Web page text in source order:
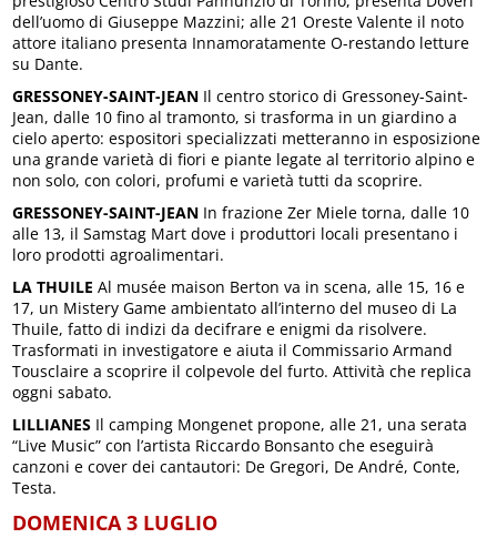
dell’uomo di Giuseppe Mazzini; alle 21 Oreste Valente il noto
attore italiano presenta Innamoratamente O-restando letture
su Dante.
GRESSONEY-SAINT-JEAN Il centro storico di Gressoney-Saint-
Jean, dalle 10 fino al tramonto, si trasforma in un giardino a
cielo aperto: espositori specializzati metteranno in esposizione
una grande varietà di fiori e piante legate al territorio alpino e
non solo, con colori, profumi e varietà tutti da scoprire.
GRESSONEY-SAINT-JEAN In frazione Zer Miele torna, dalle 10
alle 13, il Samstag Mart dove i produttori locali presentano i
loro prodotti agroalimentari.
LA THUILE Al musée maison Berton va in scena, alle 15, 16 e
17, un Mistery Game ambientato all’interno del museo di La
Thuile, fatto di indizi da decifrare e enigmi da risolvere.
Trasformati in investigatore e aiuta il Commissario Armand
Tousclaire a scoprire il colpevole del furto. Attività che replica
oggni sabato.
LILLIANES Il camping Mongenet propone, alle 21, una serata
“Live Music” con l’artista Riccardo Bonsanto che eseguirà
canzoni e cover dei cantautori: De Gregori, De André, Conte,
Testa.
DOMENICA 3 LUGLIO